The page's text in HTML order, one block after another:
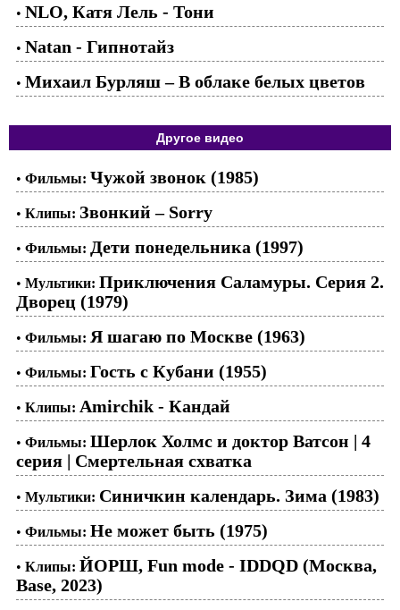
• NLO, Катя Лель - Тони
• Natan - Гипнотайз
• Михаил Бурляш – В облаке белых цветов
Другое видео
• Фильмы: Чужой звонок (1985)
• Клипы: Звонкий – Sorry
• Фильмы: Дети понедельника (1997)
• Мультики: Приключения Саламуры. Серия 2.
Дворец (1979)
• Фильмы: Я шагаю по Москве (1963)
• Фильмы: Гость с Кубани (1955)
• Клипы: Amirchik - Кандай
• Фильмы: Шерлок Холмс и доктор Ватсон | 4
серия | Смертельная схватка
• Мультики: Синичкин календарь. Зима (1983)
• Фильмы: Не может быть (1975)
• Клипы: ЙОРШ, Fun mode - IDDQD (Москва,
Base, 2023)